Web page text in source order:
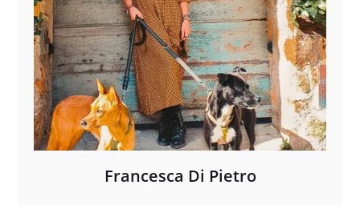
Francesca Di Pietro